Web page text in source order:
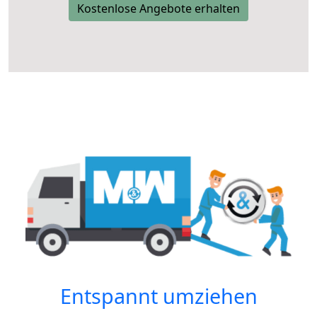
Kostenlose Angebote erhalten
Entspannt umziehen